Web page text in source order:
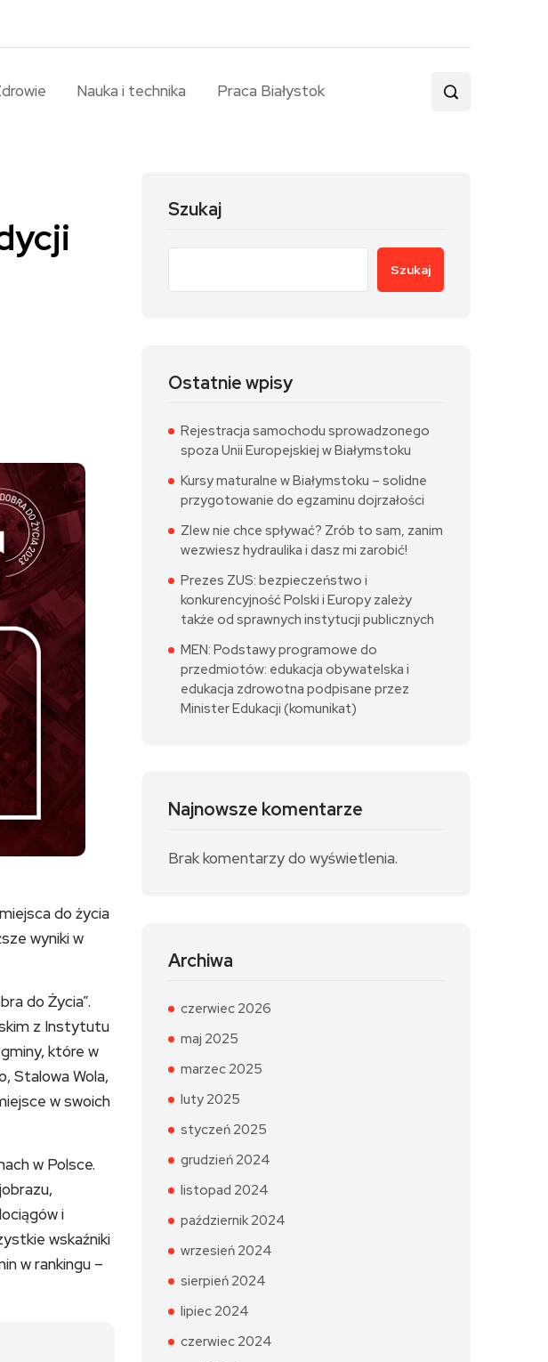
Nauka i technika Praca Białystok
do życia
wyniki w
do Życia”.
z Instytutu
które w
Stalowa Wola,
w swoich
w Polsce.
i
wskaźniki
w rankingu –
Szukaj
Szukaj
Ostatnie wpisy
Rejestracja samochodu sprowadzonego
spoza Unii Europejskiej w Białymstoku
Kursy maturalne w Białymstoku – solidne
przygotowanie do egzaminu dojrzałości
Zlew nie chce spływać? Zrób to sam, zanim
wezwiesz hydraulika i dasz mi zarobić!
Prezes ZUS: bezpieczeństwo i
konkurencyjność Polski i Europy zależy
także od sprawnych instytucji publicznych
MEN: Podstawy programowe do
przedmiotów: edukacja obywatelska i
edukacja zdrowotna podpisane przez
Minister Edukacji (komunikat)
Najnowsze komentarze
Brak komentarzy do wyświetlenia.
Archiwa
czerwiec 2026
maj 2025
marzec 2025
luty 2025
styczeń 2025
grudzień 2024
listopad 2024
październik 2024
wrzesień 2024
sierpień 2024
lipiec 2024
czerwiec 2024